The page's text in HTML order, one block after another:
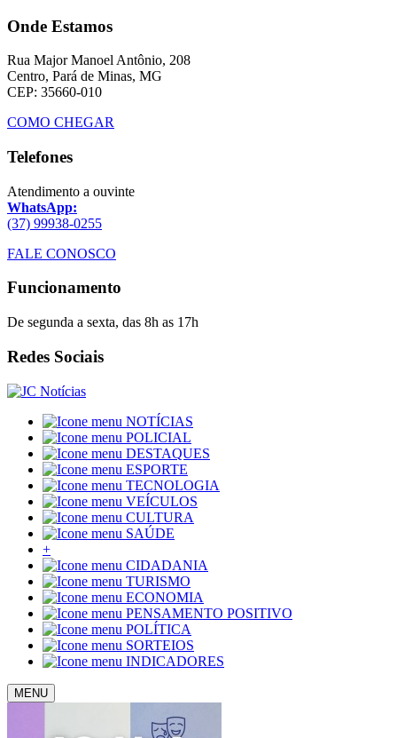
Onde Estamos
Rua Major Manoel Antônio, 208
Centro, Pará de Minas, MG
CEP: 35660-010
COMO CHEGAR
Telefones
Atendimento a ouvinte
WhatsApp:
(37) 99938-0255
FALE CONOSCO
Funcionamento
De segunda a sexta, das 8h as 17h
Redes Sociais
NOTÍCIAS
POLICIAL
DESTAQUES
ESPORTE
TECNOLOGIA
VEÍCULOS
CULTURA
SAÚDE
+
CIDADANIA
TURISMO
ECONOMIA
PENSAMENTO POSITIVO
POLÍTICA
SORTEIOS
INDICADORES
MENU